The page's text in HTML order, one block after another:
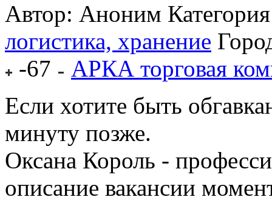
Автор: Аноним
логистика, хранение
-67
АРКА торговая
Если хотите быть
минуту позже.
Оксана Король -
описание вакансии